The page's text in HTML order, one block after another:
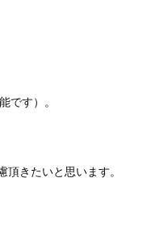
です）。
きたいと思います。